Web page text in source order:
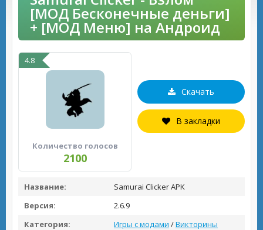
[МОД Бесконечные деньги]
+ [МОД Меню] на Андроид
4.8
Количество голосов
2100
Скачать
В закладки
Название:
Samurai Clicker APK
Версия:
2.6.9
Категория:
Игры с модами /Викторины